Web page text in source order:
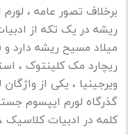
برخلاف تصور عامه ،
ریچارد مک کلینتوک ،
گذرگاه لورم ایپسوم
کلمه در ادبیات کلاسیک